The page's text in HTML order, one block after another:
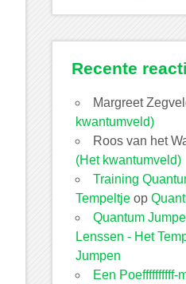
Recente
Margreet
kwantumveld)
Roos van het
(Het kwantumveld)
Training
Tempeltje op
Quantum
Lenssen - Het
Jumpen
Een Poeffffffffff-